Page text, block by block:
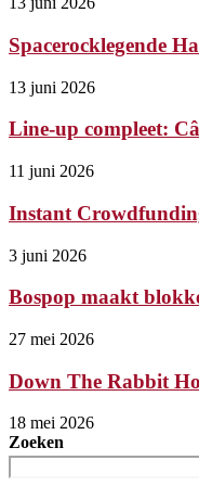
Spacerocklegende
13 juni 2026
Line-up compleet:
11 juni 2026
Instant
3 juni 2026
Bospop maakt
27 mei 2026
Down The Rabbit
18 mei 2026
Zoeken